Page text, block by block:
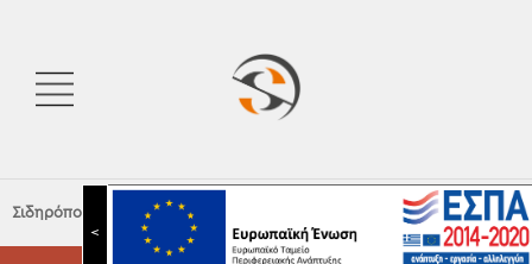
<
Σιδηρόπουλος Α.Ε.| Dimore 2025